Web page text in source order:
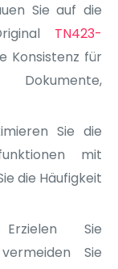
Sie auf die
TN423-
Konsistenz für
Sie die
mit
die Häufigkeit
Sie
Sie